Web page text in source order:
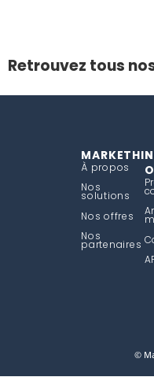
Retrouvez tous
À propos
Nos
solutions
Nos offres
Nos
partenaires
©